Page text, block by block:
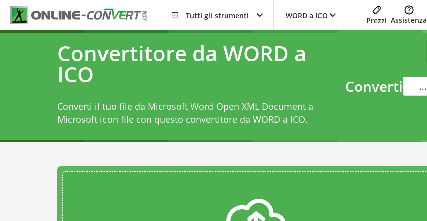
Tutti gli strumenti WORD a ICO
Prezzi Assistenza
Convertitore da WORD a
ICO
Converti il tuo file da Microsoft Word Open XML Document a
Microsoft icon file con questo convertitore da WORD a ICO.
Converti ...